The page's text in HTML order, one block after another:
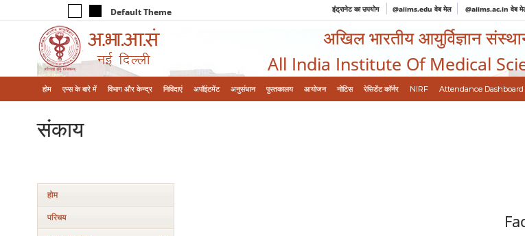
Default Theme इंट्रानेट का उपयोग @aiims.edu वेब मेल @aiims.ac.in वेब
अखिल भारतीय आयुर्विज्ञान
All India Institute Of Medical
होम एम्‍स के बारे में विभाग और केन्‍द्र निविदाएं अपॉइंटमेंट अनुसंधान पुस्तकालय आयोजन नोटिस रेसिडेंट कॉर्नर NIRF Attendance Dashboard
संकाय
होम
परिचय